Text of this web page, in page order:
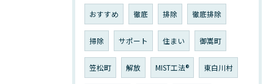
おすすめ 徹底 排除 徹底排除
掃除 サポート 住まい 御嵩町
笠松町 解放 MIST工法®︎ 東白川村